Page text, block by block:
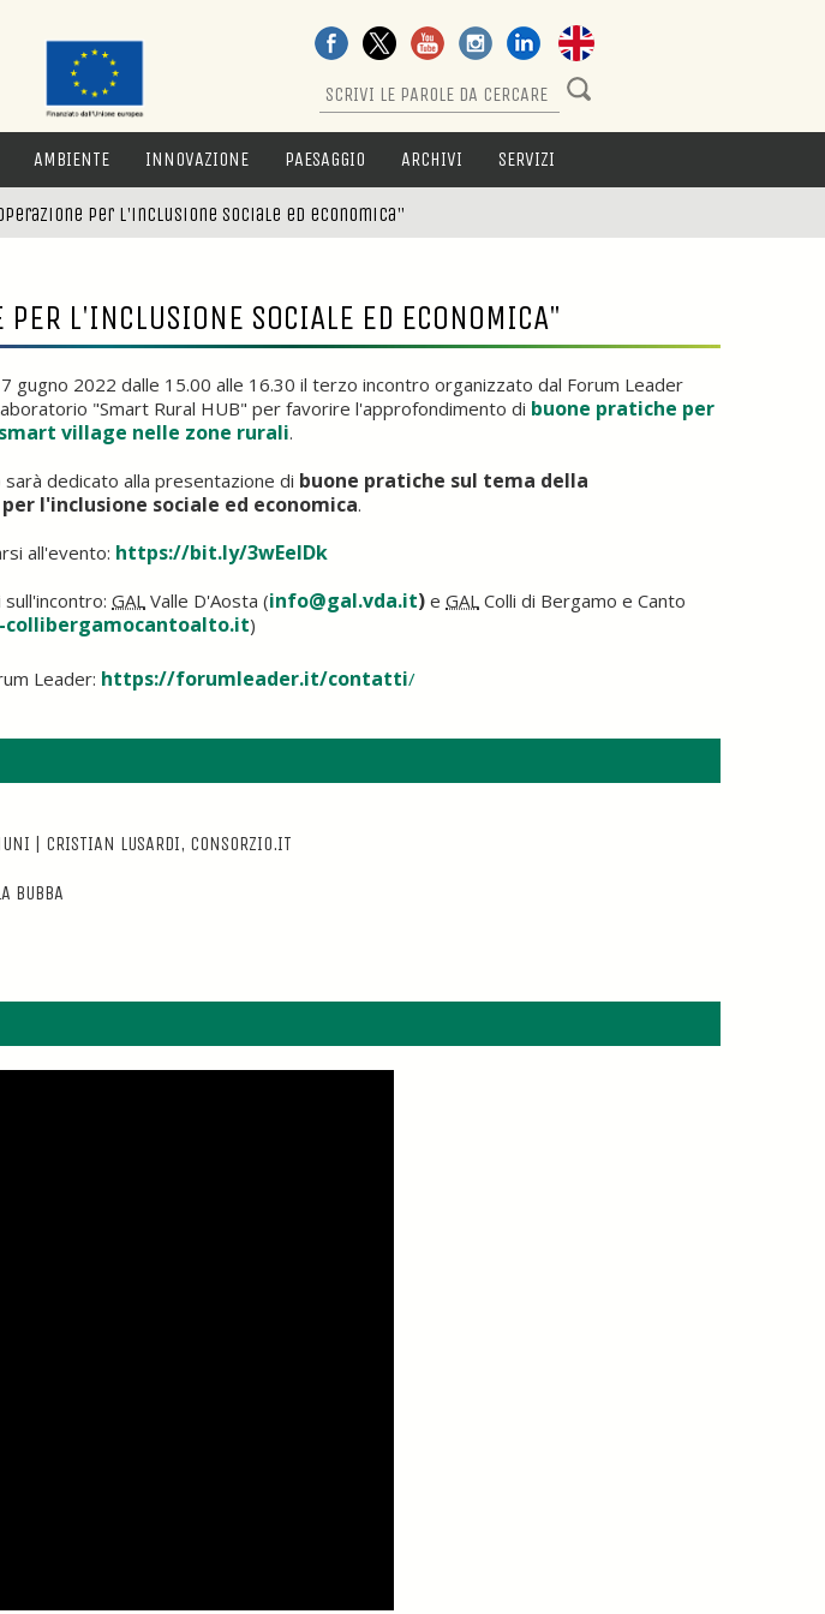
AMBIENTE INNOVAZIONE PAESAGGIO ARCHIVI SERVIZI
per l'inclusione sociale ed economica"
L'INCLUSIONE SOCIALE ED ECONOMICA"
gugno 2022 dalle 15.00 alle 16.30 il terzo incontro organizzato dal Forum Leader
"Smart Rural HUB" per favorire l'approfondimento di buone pratiche per
village nelle zone rurali.
dedicato alla presentazione di buone pratiche sul tema della
l'inclusione sociale ed economica.
all'evento: https://bit.ly/3wEeIDk
GAL Valle D'Aosta (info@gal.vda.it) e GAL Colli di Bergamo e Canto
collibergamocantoalto.it)
Leader: https://forumleader.it/contatti/
| CRISTIAN LUSARDI, CONSORZIO.IT
BUBBA